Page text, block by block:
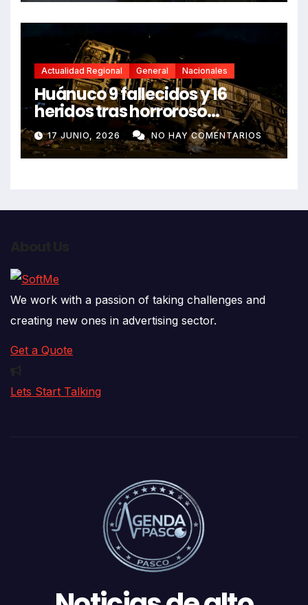
Actualidad Regional General Nacionales
Huánuco 9 fallecidos y 16
heridos tras horroroso
despiste de bus Real Chancas
que impactó contra vivienda
17 JUNIO, 2026 NO HAY COMENTARIOS
We work with a passion of taking challenges and
creating new ones in advertising sector.
Get a Quote
Lets Start Talking